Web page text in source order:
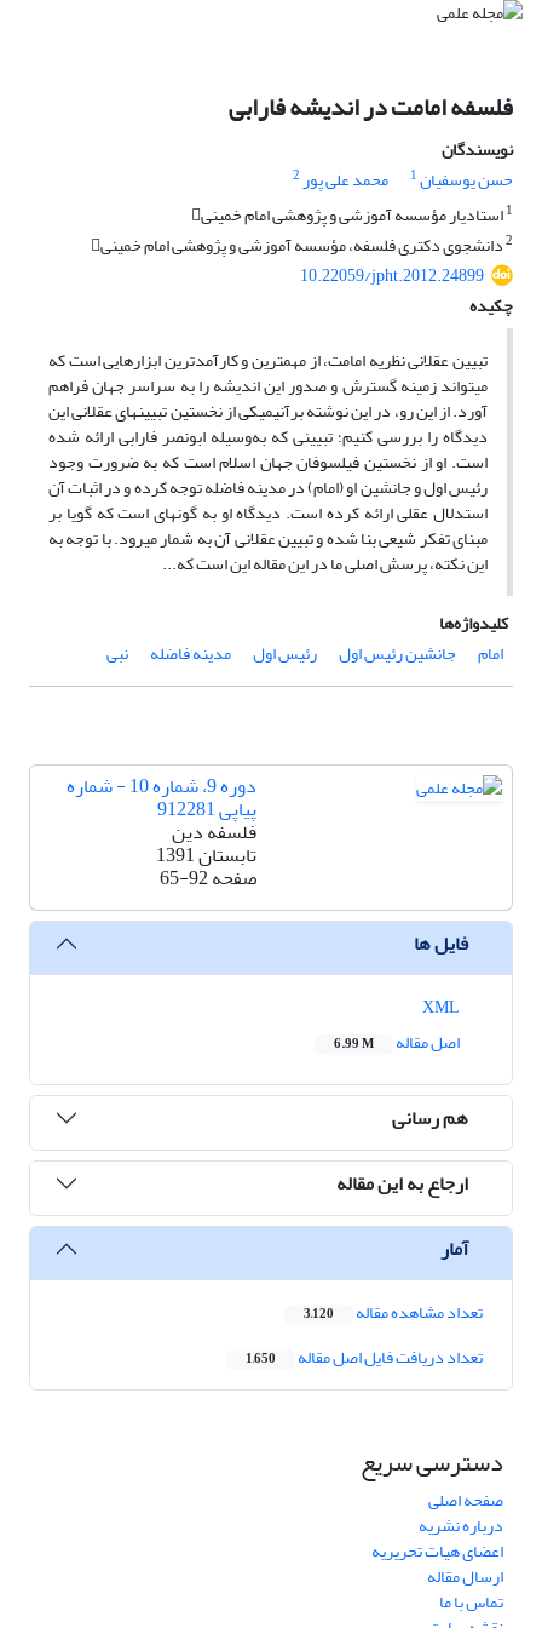
فلسفه امامت در اندیشه فارابی
نویسندگان
حسن یوسفیان1 محمد علی پور2
1استادیار مؤسسه آموزشی و پژوهشی امام خمینی
2دانشجوی دکتری فلسفه، مؤسسه آموزشی و پژوهشی امام خمینی
10.22059/jpht.2012.24899
چکیده
تبیین عقلانی نظریه امامت، از مهمترین و کارآمدترین ابزارهایی است که
میتواند زمینه گسترش و صدور این اندیشه را به سراسر جهان فراهم
آورد. از این رو، در این نوشته برآنیمیکی از نخستین تبیینهای عقلانی این
دیدگاه را بررسی کنیم؛ تبیینی که به‌وسیله ابونصر فارابی ارائه شده
است. او از نخستین فیلسوفان جهان اسلام است که به ضرورت وجود
رئیس اول و جانشین او (امام) در مدینه فاضله توجه کرده و در اثبات آن
استدلال عقلی ارائه کرده است. دیدگاه او به گونهای است که گویا بر
مبنای تفکر شیعی بنا شده و تبیین عقلانی آن به شمار میرود. با توجه به
این نکته، پرسش اصلی ما در این مقاله این است که...
کلیدواژه‌ها
امام
جانشین رئیس اول رئیس اول مدینه فاضله نبی
دوره 9، شماره 10 - شماره
پیاپی 912281
فلسفه دین
تابستان 1391
صفحه65-92
فایل ها
اصل مقاله
6.99 M
هم رسانی
ارجاع به این مقاله
آمار
تعداد مشاهده مقاله 3,120
تعداد دریافت فایل اصل مقاله 1,650
دسترسی سریع
صفحه اصلی
درباره نشریه
اعضای هیات تحریریه
ارسال مقاله
تماس با ما